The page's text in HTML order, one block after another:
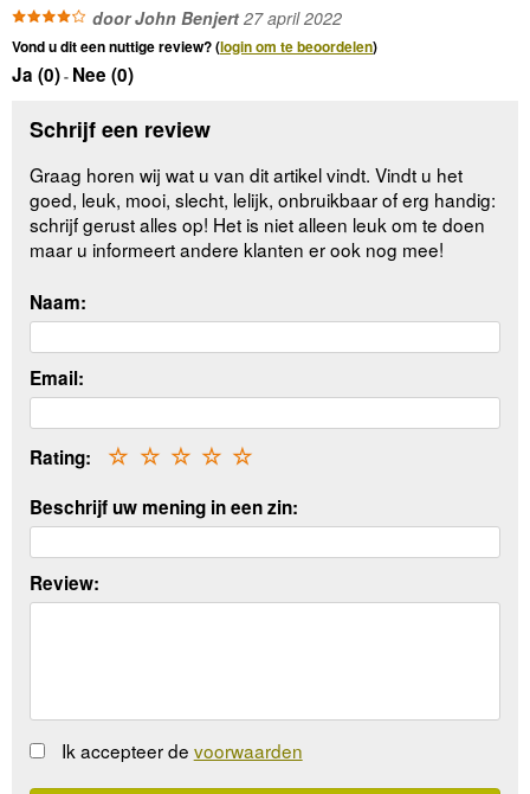
door John Benjert 27 april 2022
Vond u dit een nuttige review? (login om te beoordelen)
Ja (0)- Nee (0)
Schrijf een review
Graag horen wij wat u van dit artikel vindt. Vindt u het
goed, leuk, mooi, slecht, lelijk, onbruikbaar of erg handig:
schrijf gerust alles op! Het is niet alleen leuk om te doen
maar u informeert andere klanten er ook nog mee!
Naam:
Email:
Rating: ☆
☆
☆
☆
☆
Beschrijf uw mening in een zin:
Review:
Ik accepteer de voorwaarden